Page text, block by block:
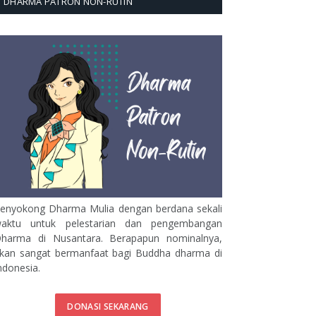
Dharma Mulia dengan berdana sekali
untuk pelestarian dan pengembangan
di Nusantara. Berapapun nominalnya,
sangat bermanfaat bagi Buddha dharma di
DONASI SEKARANG